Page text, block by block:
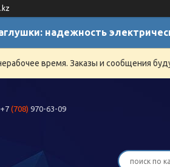
надежность
время. Заказы и сообщения
+7 (708) 970-63-09